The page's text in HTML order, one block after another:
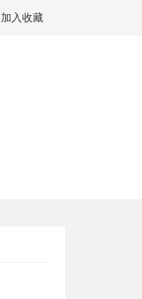
加入收藏